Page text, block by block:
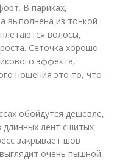
В париках,
выполнена из тонкой
волосы,
Сеточка хорошо
эффекта,
ношения это то, что
обойдутся дешевле,
лент сшитых
закрывает шов
очень пышной,